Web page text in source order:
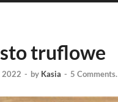
truflowe
2022 - by Kasia - 5 Comments.